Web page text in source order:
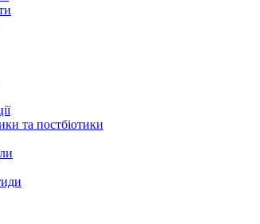
та постбіотики